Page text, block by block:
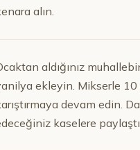
alın.
aldığınız
ekleyin. Mikserle
devam edin.
kaselere